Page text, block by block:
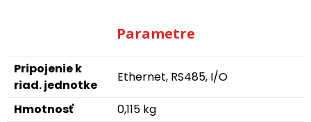
Parametre
Pripojenie k
riad. jednotke
Ethernet, RS485, I/O
Hmotnosť 0,115 kg